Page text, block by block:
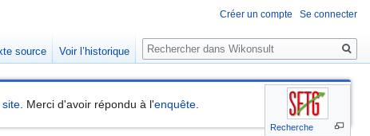
Recherche
. Merci d'avoir répondu à l'enquête
Créer un compte Se connecter
source Voir l’historique
Rechercher